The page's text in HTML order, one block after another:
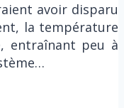
avoir disparu
la température
entraînant peu à